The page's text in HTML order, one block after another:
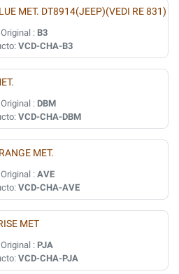
MET. DT8914(JEEP)(VEDI RE 831)
: B3
VCD-CHA-B3
: DBM
VCD-CHA-DBM
MET.
: AVE
VCD-CHA-AVE
MET
: PJA
VCD-CHA-PJA